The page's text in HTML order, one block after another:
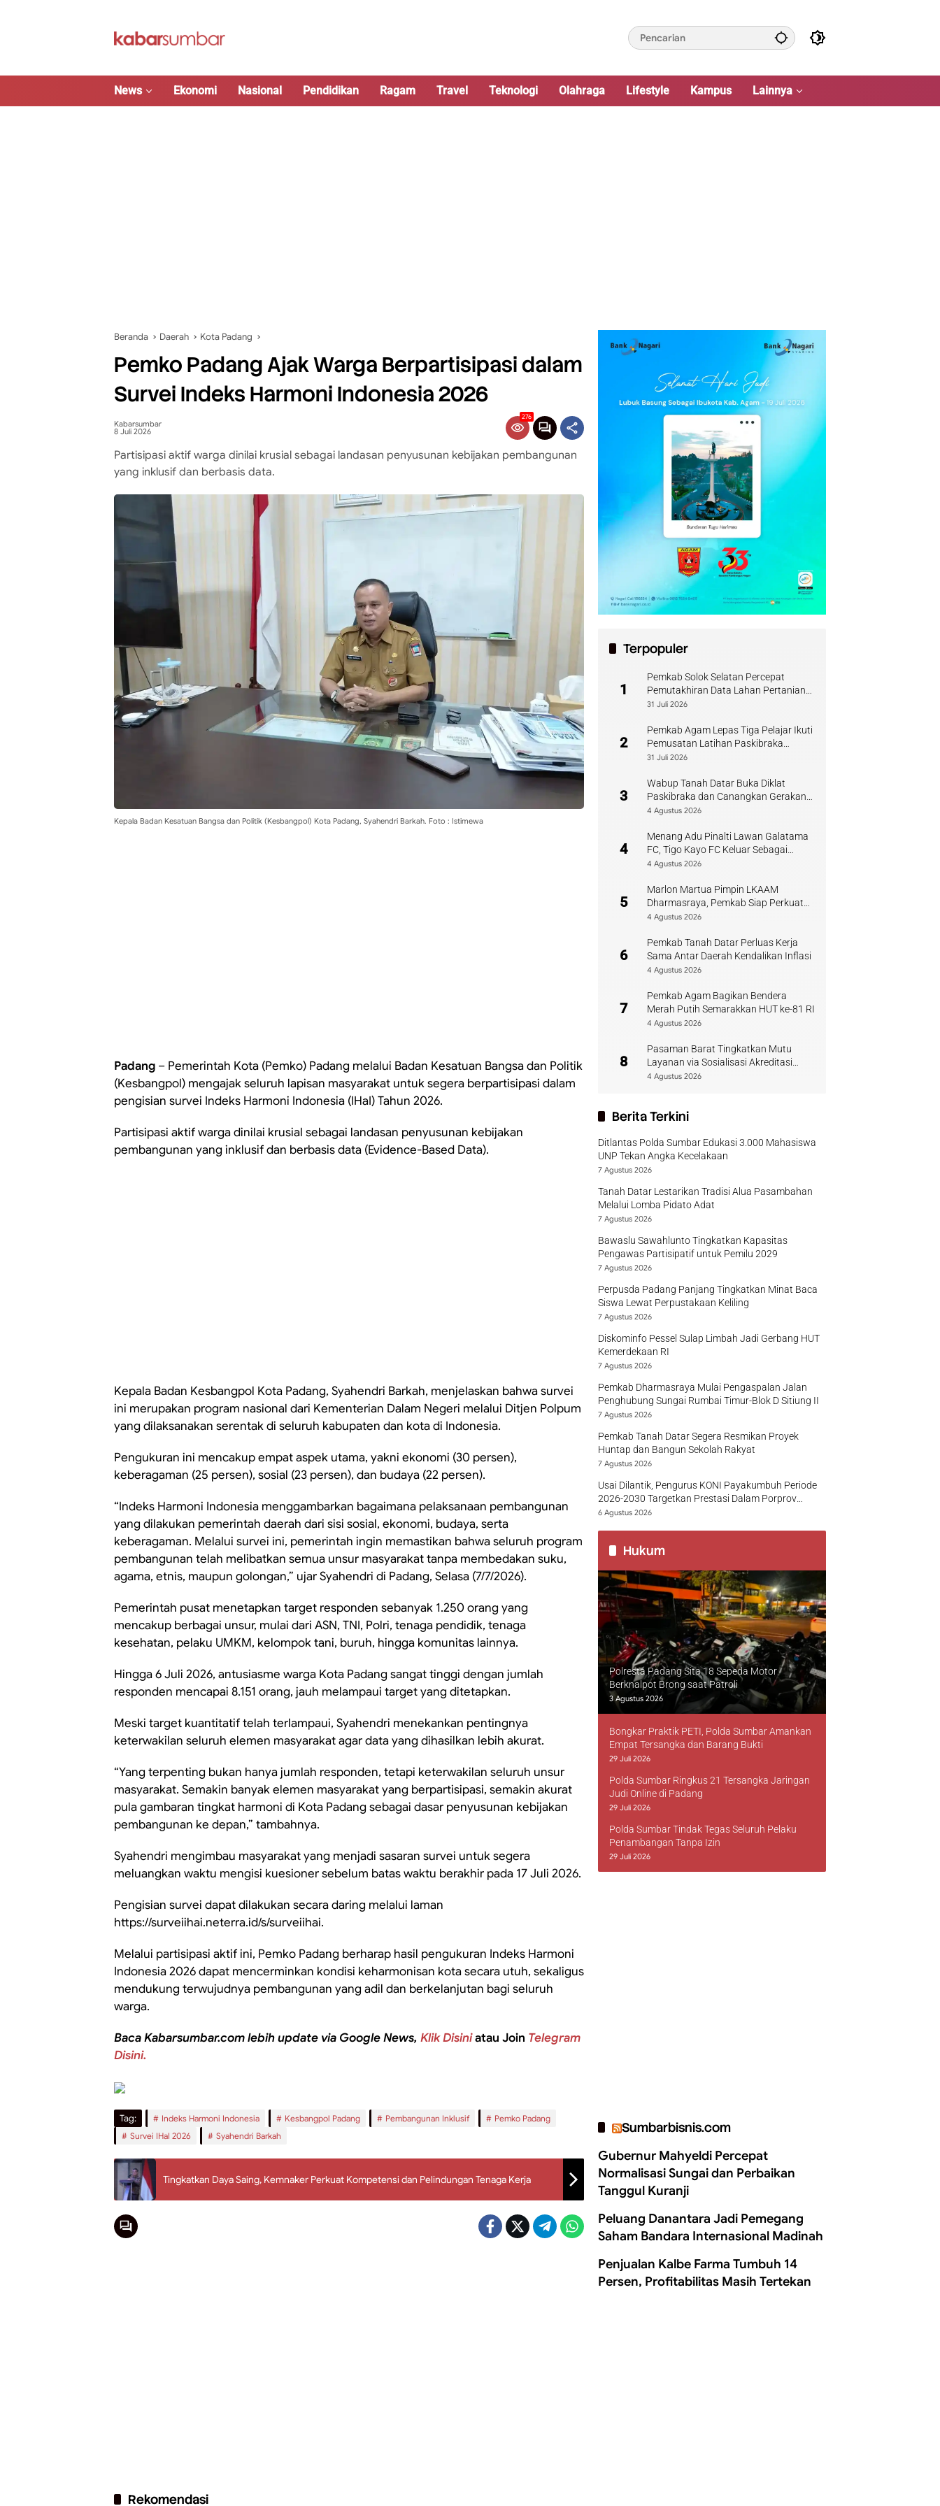
News Ekonomi Nasional Pendidikan Ragam Travel Teknologi Olahraga Lifestyle Kampus Lainnya
Beranda Daerah Kota Padang
Pemko Padang Ajak Warga Berpartisipasi dalam
Survei Indeks Harmoni Indonesia 2026
Kabarsumbar
8 Juli 2026
276
Partisipasi aktif warga dinilai krusial sebagai landasan penyusunan kebijakan pembangunan
yang inklusif dan berbasis data.
Kepala Badan Kesatuan Bangsa dan Politik (Kesbangpol) Kota Padang, Syahendri Barkah. Foto : Istimewa
Padang – Pemerintah Kota (Pemko) Padang melalui Badan Kesatuan Bangsa dan Politik
(Kesbangpol) mengajak seluruh lapisan masyarakat untuk segera berpartisipasi dalam
pengisian survei Indeks Harmoni Indonesia (IHaI) Tahun 2026.
Partisipasi aktif warga dinilai krusial sebagai landasan penyusunan kebijakan
pembangunan yang inklusif dan berbasis data (Evidence-Based Data).
Kepala Badan Kesbangpol Kota Padang, Syahendri Barkah, menjelaskan bahwa survei
ini merupakan program nasional dari Kementerian Dalam Negeri melalui Ditjen Polpum
yang dilaksanakan serentak di seluruh kabupaten dan kota di Indonesia.
Pengukuran ini mencakup empat aspek utama, yakni ekonomi (30 persen),
keberagaman (25 persen), sosial (23 persen), dan budaya (22 persen).
“Indeks Harmoni Indonesia menggambarkan bagaimana pelaksanaan pembangunan
yang dilakukan pemerintah daerah dari sisi sosial, ekonomi, budaya, serta
keberagaman. Melalui survei ini, pemerintah ingin memastikan bahwa seluruh program
pembangunan telah melibatkan semua unsur masyarakat tanpa membedakan suku,
agama, etnis, maupun golongan,” ujar Syahendri di Padang, Selasa (7/7/2026).
Pemerintah pusat menetapkan target responden sebanyak 1.250 orang yang
mencakup berbagai unsur, mulai dari ASN, TNI, Polri, tenaga pendidik, tenaga
kesehatan, pelaku UMKM, kelompok tani, buruh, hingga komunitas lainnya.
Hingga 6 Juli 2026, antusiasme warga Kota Padang sangat tinggi dengan jumlah
responden mencapai 8.151 orang, jauh melampaui target yang ditetapkan.
Meski target kuantitatif telah terlampaui, Syahendri menekankan pentingnya
keterwakilan seluruh elemen masyarakat agar data yang dihasilkan lebih akurat.
“Yang terpenting bukan hanya jumlah responden, tetapi keterwakilan seluruh unsur
masyarakat. Semakin banyak elemen masyarakat yang berpartisipasi, semakin akurat
pula gambaran tingkat harmoni di Kota Padang sebagai dasar penyusunan kebijakan
pembangunan ke depan,” tambahnya.
Syahendri mengimbau masyarakat yang menjadi sasaran survei untuk segera
meluangkan waktu mengisi kuesioner sebelum batas waktu berakhir pada 17 Juli 2026.
Pengisian survei dapat dilakukan secara daring melalui laman
https://surveiihai.neterra.id/s/surveiihai.
Melalui partisipasi aktif ini, Pemko Padang berharap hasil pengukuran Indeks Harmoni
Indonesia 2026 dapat mencerminkan kondisi keharmonisan kota secara utuh, sekaligus
mendukung terwujudnya pembangunan yang adil dan berkelanjutan bagi seluruh
warga.
Baca Kabarsumbar.com lebih update via Google News, Klik Disiniatau Join Telegram
Disini.
Tag: Indeks Harmoni Indonesia Kesbangpol Padang Pembangunan Inklusif
Pemko Padang
Survei IHaI 2026
Syahendri Barkah
Tingkatkan Daya Saing, Kemnaker Perkuat Kompetensi dan Pelindungan Tenaga Kerja
Rekomendasi
Terpopuler
1
Pemkab Solok Selatan Percepat
Pemutakhiran Data Lahan Pertanian
Pangan Berkelanjutan
31 Juli 2026
2
Pemkab Agam Lepas Tiga Pelajar Ikuti
Pemusatan Latihan Paskibraka
Sumbar
31 Juli 2026
3
Wabup Tanah Datar Buka Diklat
Paskibraka dan Canangkan Gerakan
Bendera
4 Agustus 2026
4
Menang Adu Pinalti Lawan Galatama
FC, Tigo Kayo FC Keluar Sebagai
Juara Piala Walikota Payakumbuh
4 Agustus 2026
5
Marlon Martua Pimpin LKAAM
Dharmasraya, Pemkab Siap Perkuat
Sinergi Adat
4 Agustus 2026
6
Pemkab Tanah Datar Perluas Kerja
Sama Antar Daerah Kendalikan Inflasi
4 Agustus 2026
7
Pemkab Agam Bagikan Bendera
Merah Putih Semarakkan HUT ke-81 RI
4 Agustus 2026
8
Pasaman Barat Tingkatkan Mutu
Layanan via Sosialisasi Akreditasi
Perpustakaan 2026
4 Agustus 2026
Berita Terkini
Ditlantas Polda Sumbar Edukasi 3.000 Mahasiswa
UNP Tekan Angka Kecelakaan
7 Agustus 2026
Tanah Datar Lestarikan Tradisi Alua Pasambahan
Melalui Lomba Pidato Adat
7 Agustus 2026
Bawaslu Sawahlunto Tingkatkan Kapasitas
Pengawas Partisipatif untuk Pemilu 2029
7 Agustus 2026
Perpusda Padang Panjang Tingkatkan Minat Baca
Siswa Lewat Perpustakaan Keliling
7 Agustus 2026
Diskominfo Pessel Sulap Limbah Jadi Gerbang HUT
Kemerdekaan RI
7 Agustus 2026
Pemkab Dharmasraya Mulai Pengaspalan Jalan
Penghubung Sungai Rumbai Timur-Blok D Sitiung II
7 Agustus 2026
Pemkab Tanah Datar Segera Resmikan Proyek
Huntap dan Bangun Sekolah Rakyat
7 Agustus 2026
Usai Dilantik, Pengurus KONI Payakumbuh Periode
2026-2030 Targetkan Prestasi Dalam Porprov
Sumbar
6 Agustus 2026
Hukum
Polresta Padang Sita 18 Sepeda Motor
Berknalpot Brong saat Patroli
3 Agustus 2026
Bongkar Praktik PETI, Polda Sumbar Amankan
Empat Tersangka dan Barang Bukti
29 Juli 2026
Polda Sumbar Ringkus 21 Tersangka Jaringan
Judi Online di Padang
29 Juli 2026
Polda Sumbar Tindak Tegas Seluruh Pelaku
Penambangan Tanpa Izin
29 Juli 2026
Sumbarbisnis.com
Gubernur Mahyeldi Percepat
Normalisasi Sungai dan Perbaikan
Tanggul Kuranji
Peluang Danantara Jadi Pemegang
Saham Bandara Internasional Madinah
Penjualan Kalbe Farma Tumbuh 14
Persen, Profitabilitas Masih Tertekan